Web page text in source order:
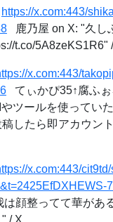
https://x.com:443/
鹿乃屋 on X: "久し
t.co/5A8zeKS1R6"
x.com:443/
てぃかぴ35↑腐ふ
ツールを使ってい
したら即アカウン
x.com:443/
顔整ってて華があ